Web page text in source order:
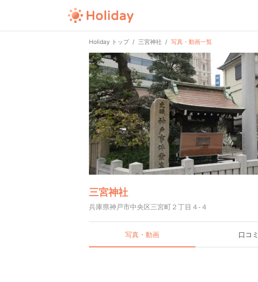
Holiday トップ 三宮神社 写真・動画一覧
三宮神社
兵庫県神戸市中央区三宮町２丁目４-４
写真・動画 口コミ